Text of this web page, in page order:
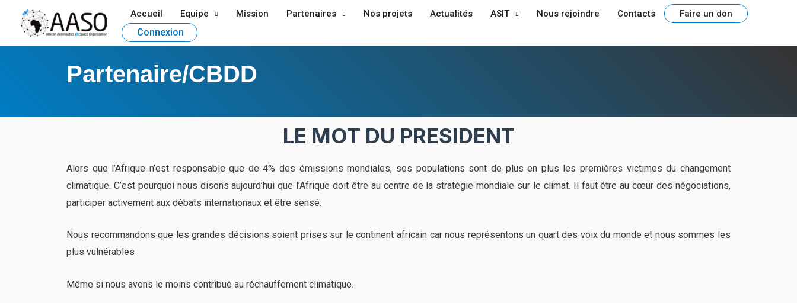
Accueil Equipe Mission Partenaires Nos projets Actualités ASIT Nous rejoindre Contacts Faire un don
Connexion
Partenaire/CBDD
LE MOT DU PRESIDENT
Alors que l’Afrique n’est responsable que de 4% des émissions mondiales, ses populations sont de plus en plus les premières victimes du changement
climatique. C’est pourquoi nous disons aujourd’hui que l’Afrique doit être au centre de la stratégie mondiale sur le climat. Il faut être au cœur des négociations,
participer activement aux débats internationaux et être sensé.
Nous recommandons que les grandes décisions soient prises sur le continent africain car nous représentons un quart des voix du monde et nous sommes les
plus vulnérables
Même si nous avons le moins contribué au réchauffement climatique.